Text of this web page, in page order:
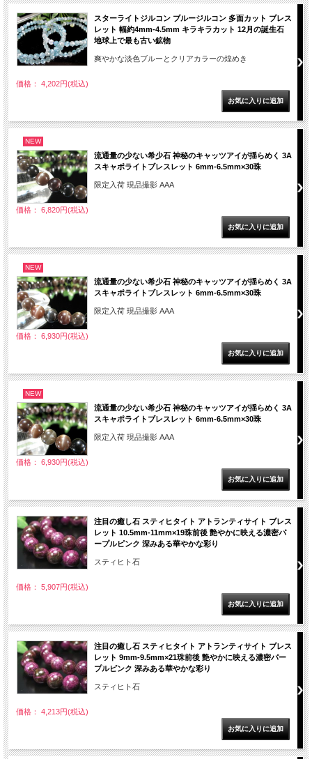
スターライトジルコン ブルージルコン 多面カット ブレス
レット 幅約4mm-4.5mm キラキラカット 12月の誕生石
地球上で最も古い鉱物
爽やかな淡色ブルーとクリアカラーの煌めき
価格： 4,202円(税込)
NEW
流通量の少ない希少石 神秘のキャッツアイが揺らめく 3A
スキャポライトブレスレット 6mm-6.5mm×30珠
限定入荷 現品撮影 AAA
価格： 6,820円(税込)
NEW
流通量の少ない希少石 神秘のキャッツアイが揺らめく 3A
スキャポライトブレスレット 6mm-6.5mm×30珠
限定入荷 現品撮影 AAA
価格： 6,930円(税込)
NEW
流通量の少ない希少石 神秘のキャッツアイが揺らめく 3A
スキャポライトブレスレット 6mm-6.5mm×30珠
限定入荷 現品撮影 AAA
価格： 6,930円(税込)
注目の癒し石 スティヒタイト アトランティサイト ブレス
レット 10.5mm-11mm×19珠前後 艶やかに映える濃密パ
ープルピンク 深みある華やかな彩り
スティヒト石
価格： 5,907円(税込)
注目の癒し石 スティヒタイト アトランティサイト ブレス
レット 9mm-9.5mm×21珠前後 艶やかに映える濃密パー
プルピンク 深みある華やかな彩り
スティヒト石
価格： 4,213円(税込)